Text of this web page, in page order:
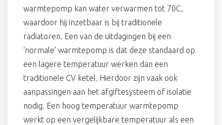
warmtepomp kan water verwarmen tot 70C,
waardoor hij inzetbaar is bij traditionele
radiatoren. Een van de uitdagingen bij een
‘normale’ warmtepomp is dat deze standaard op
een lagere temperatuur werken dan een
traditionele CV ketel. Hierdoor zijn vaak ook
aanpassingen aan het afgiftesysteem of isolatie
nodig. Een hoog temperatuur warmtepomp
werkt op een vergelijkbare temperatuur als een